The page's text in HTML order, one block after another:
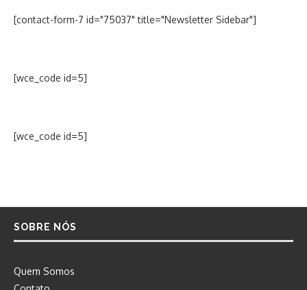
[contact-form-7 id="75037" title="Newsletter Sidebar"]
[wce_code id=5]
[wce_code id=5]
SOBRE NÓS
Quem Somos